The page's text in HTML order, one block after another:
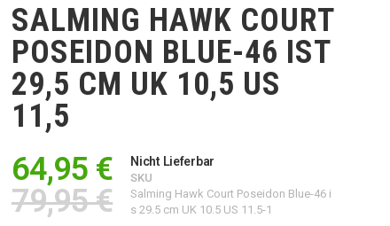
SALMING HAWK COURT
POSEIDON BLUE-46 IST
29,5 CM UK 10,5 US
11,5
64,95 €
79,95 €
Nicht Lieferbar
SKU
Salming Hawk Court Poseidon Blue-46 i
s 29.5 cm UK 10.5 US 11.5-1